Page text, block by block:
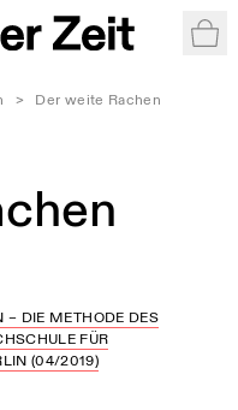
> Der weite Rachen
– DIE METHODE DES
FÜR
(04/2019)